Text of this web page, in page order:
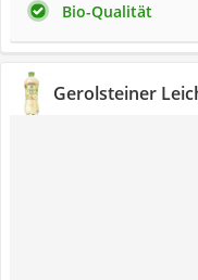
Bio-Qualität
Gerolsteiner